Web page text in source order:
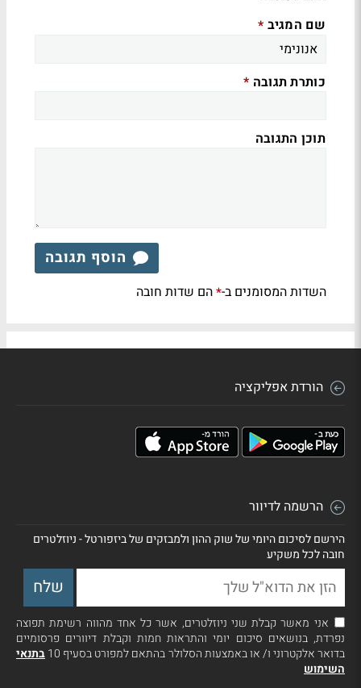
שם המגיב *
כותרת תגובה *
תוכן התגובה
הוסף תגובה
השדות המסומנים ב-*הם שדות חובה
הורדת אפליקציה
הרשמה לדיוור
הירשם לסיכום היומי של שוק ההון ולמבזקים של ביזפורטל - ניוזלטרים
חובה לכל משקיע
אני מאשר קבלת שני ניוזלטרים, אשר כל אחד מהווה רשימת תפוצה
נפרדת, בנושאים סיכום יומי והתראות חמות וקבלת דיוורים פרסומיים
בדואר אלקטרוני ו/ או באמצעות הסלולר בהתאם למפורט בסעיף 10
בתנאי
השימוש